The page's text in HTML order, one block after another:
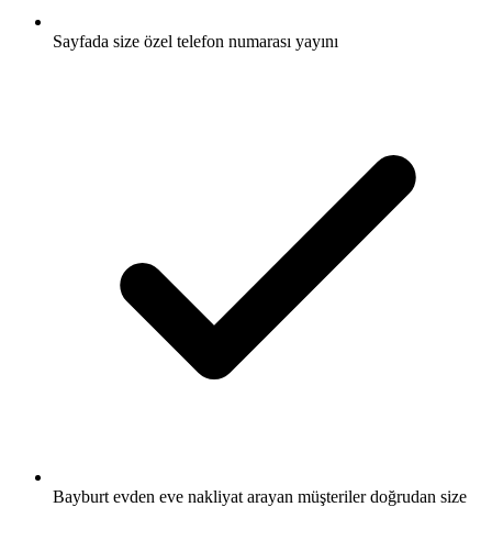
Sayfada size özel telefon numarası yayını
Bayburt evden eve nakliyat arayan müşteriler doğrudan size